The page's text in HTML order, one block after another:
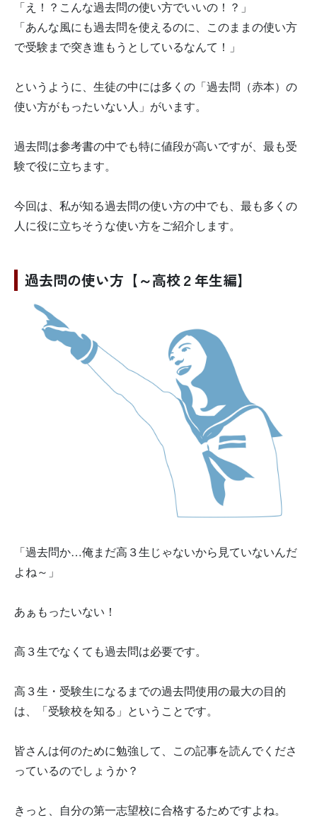
「え！？こんな過去問の使い方でいいの！？」
「あんな風にも過去問を使えるのに、このままの使い方
で受験まで突き進もうとしているなんて！」
というように、生徒の中には多くの「過去問（赤本）の
使い方がもったいない人」がいます。
過去問は参考書の中でも特に値段が高いですが、最も受
験で役に立ちます。
今回は、私が知る過去問の使い方の中でも、最も多くの
人に役に立ちそうな使い方をご紹介します。
過去問の使い方【～高校２年生編】
「過去問か…俺まだ高３生じゃないから見ていないんだ
よね～」
あぁもったいない！
高３生でなくても過去問は必要です。
高３生・受験生になるまでの過去問使用の最大の目的
は、「受験校を知る」ということです。
皆さんは何のために勉強して、この記事を読んでくださ
っているのでしょうか？
きっと、自分の第一志望校に合格するためですよね。